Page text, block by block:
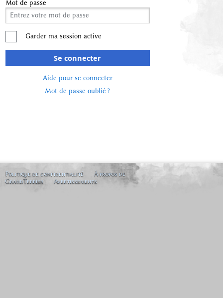
Mot de passe
Garder ma session active
Se connecter
Aide pour se connecter
Mot de passe oublié ?
Politique de confidentialité
À propos de
GrandTerrier
Avertissements